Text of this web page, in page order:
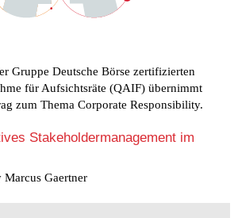
Gruppe Deutsche Börse zertifizierten
für Aufsichtsräte (QAIF) übernimmt
zum Thema Corporate Responsibility.
Stakeholdermanagement im
Marcus Gaertner